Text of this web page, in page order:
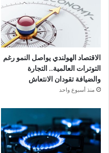
الاقتصاد الهولندي يواصل النمو رغم
التوترات العالمية.. التجارة
والضيافة تقودان الانتعاش
منذ أسبوع واحد